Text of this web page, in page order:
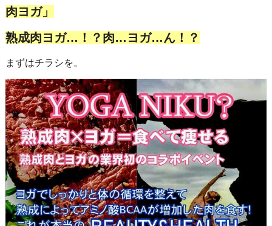
肉ヨガ」
熟成肉ヨガ…！？肉…ヨガ…ん！？
まずはチラシを。